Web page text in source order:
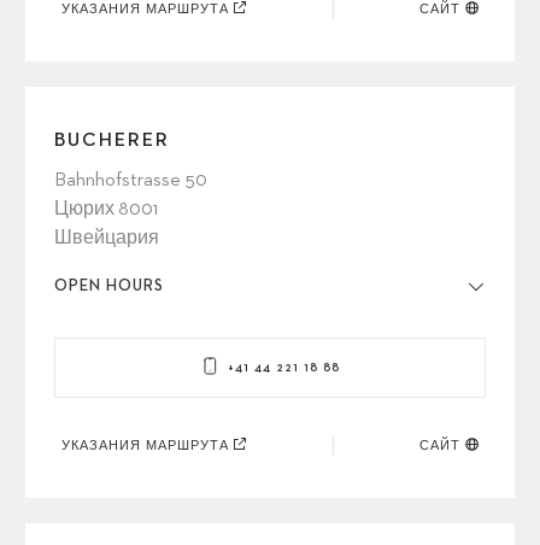
УКАЗАНИЯ МАРШРУТА САЙТ
BUCHERER
Bahnhofstrasse 50
Цюрих 8001
Швейцария
OPEN HOURS
+41 44 221 18 88
УКАЗАНИЯ МАРШРУТА САЙТ